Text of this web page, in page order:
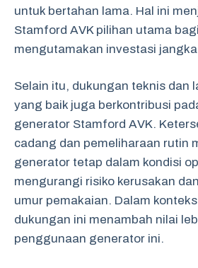
untuk bertahan lama. Hal ini
Stamford AVK pilihan utama
mengutamakan investasi
Selain itu, dukungan teknis dan
yang baik juga berkontribusi
generator Stamford AVK.
cadang dan pemeliharaan rutin
generator tetap dalam kondisi
mengurangi risiko kerusakan
umur pemakaian. Dalam
dukungan ini menambah nilai
penggunaan generator ini.